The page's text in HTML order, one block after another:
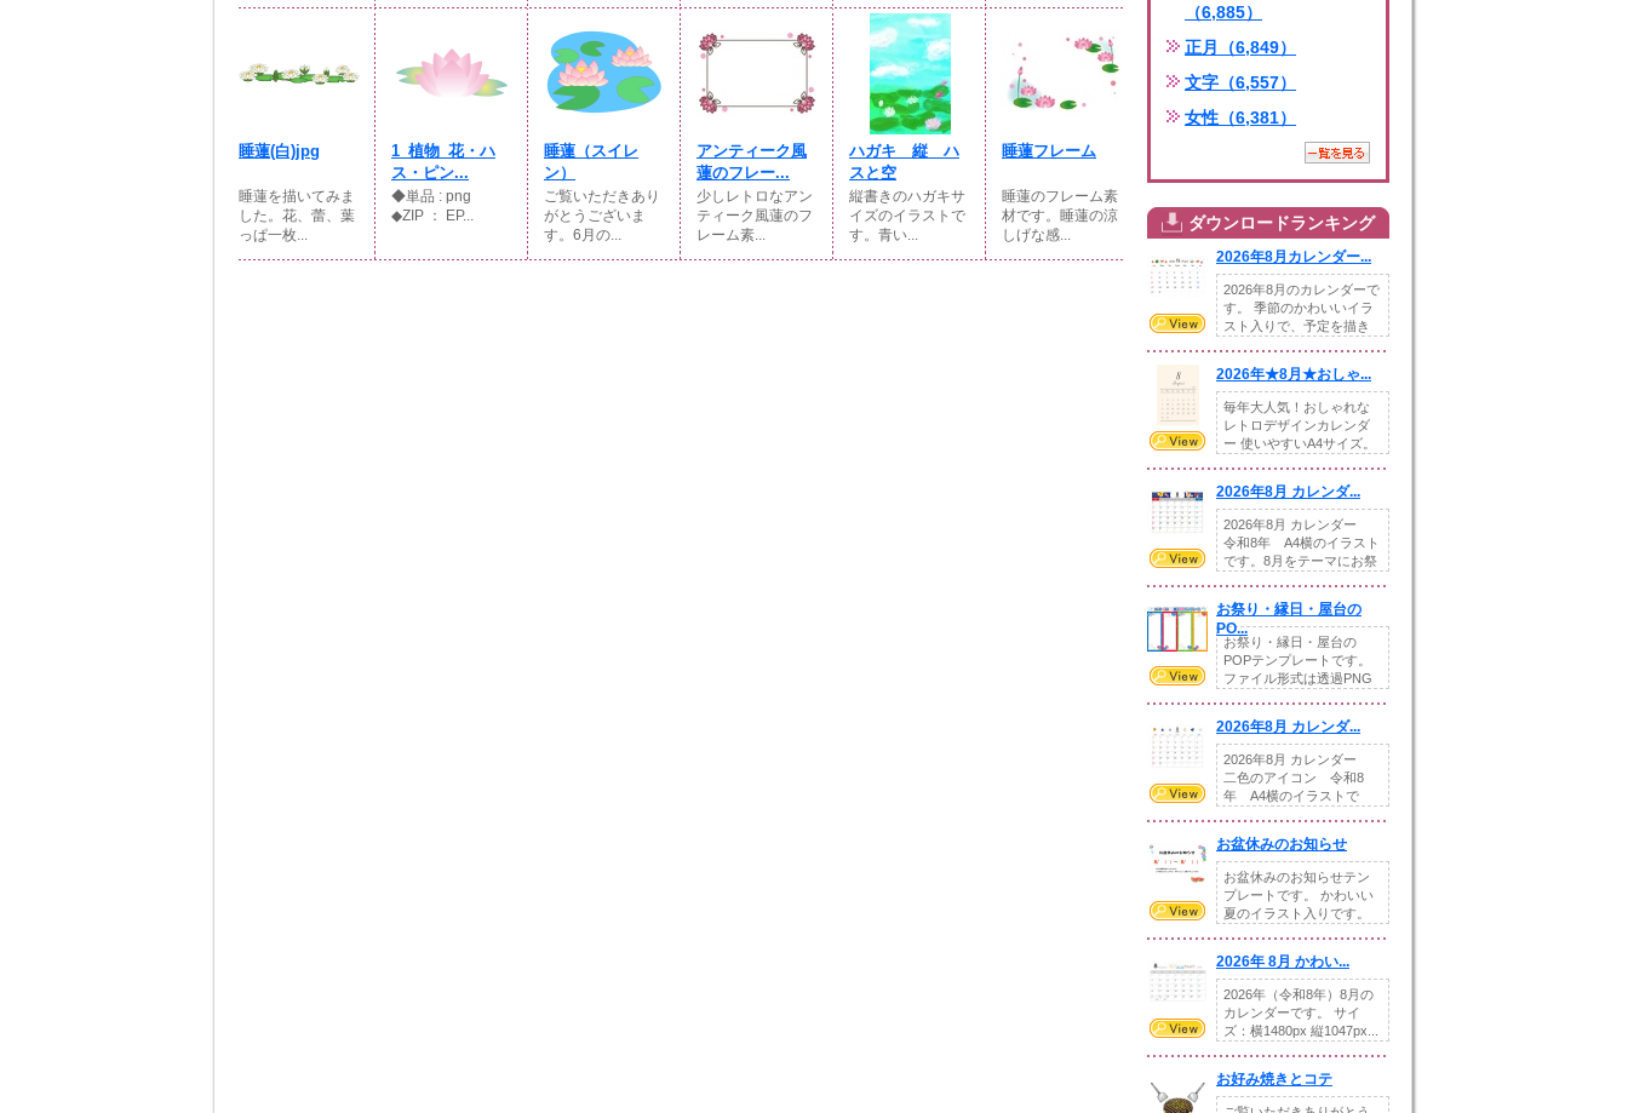
睡蓮(白)jpg
睡蓮を描いてみま
した。花、蕾、葉
っぱ一枚...
1_植物_花・ハ
ス・ピン...
◆単品 : png
◆ZIP ： EP...
睡蓮（スイレ
ン）
ご覧いただきあり
がとうございま
す。6月の...
アンティーク風
蓮のフレー...
少しレトロなアン
ティーク風蓮のフ
レーム素...
ハガキ 縦 ハ
スと空
縦書きのハガキサ
イズのイラストで
す。青い...
睡蓮フレーム
睡蓮のフレーム素
材です。睡蓮の涼
しげな感...
（6,885）
正月（6,849）
文字（6,557）
女性（6,381）
ダウンロードランキング
2026年8月カレンダー...
2026年8月のカレンダーで
す。 季節のかわいいイラ
スト入りで、予定を描き
2026年★8月★おしゃ...
毎年大人気！おしゃれな
レトロデザインカレンダ
ー 使いやすいA4サイズ。
2026年8月 カレンダ...
2026年8月 カレンダー
令和8年 A4横のイラスト
です。8月をテーマにお祭
お祭り・縁日・屋台の
PO...
お祭り・縁日・屋台の
POPテンプレートです。
ファイル形式は透過PNG
2026年8月 カレンダ...
2026年8月 カレンダー
二色のアイコン 令和8
年 A4横のイラストで
お盆休みのお知らせ
お盆休みのお知らせテン
プレートです。 かわいい
夏のイラスト入りです。
2026年 8月 かわい...
2026年（令和8年）8月の
カレンダーです。 サイ
ズ：横1480px 縦1047px...
お好み焼きとコテ